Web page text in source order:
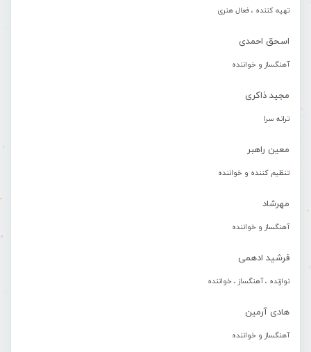
تهیه کننده ، فعال هنری
اسحق احمدی
آهنگساز و خواننده
مجید ذاکری
ترانه سرا
معین راهبر
تنظیم کننده و خواننده
مهرشاد
آهنگساز و خواننده
فرشید ادهمی
نوازنده ، آهنگساز ، خواننده
هادی آرمین
آهنگساز و خواننده